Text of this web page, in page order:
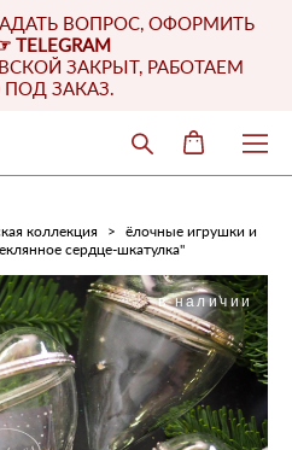
ВОПРОС, ОФОРМИТЬ
TELEGRAM
ЗАКРЫТ, РАБОТАЕМ
ЗАКАЗ.
коллекция > ёлочные игрушки и
сердце-шкатулка"
в наличии